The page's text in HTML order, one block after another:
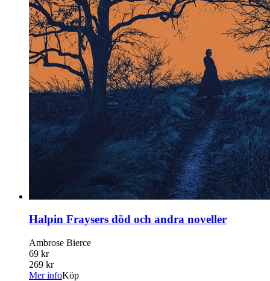
Halpin Fraysers död och andra noveller
Ambrose Bierce
69 kr
269 kr
Mer infoKöp